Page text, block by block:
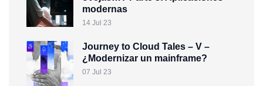
modernas
14 Jul 23
Journey to Cloud Tales – V –
¿Modernizar un mainframe?
07 Jul 23